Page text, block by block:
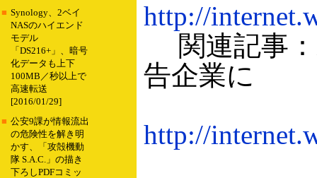
■ Synology、2ベイ
NASのハイエンド
モデル
「DS216+」、暗号
化データも上下
100MB／秒以上で
高速転送
[2016/01/29]
■ 公安9課が情報流出
の危険性を解き明
かす、「攻殻機動
隊 S.A.C.」の描き
下ろしPDFコミッ
http://
関連記事：
告企業に
http://